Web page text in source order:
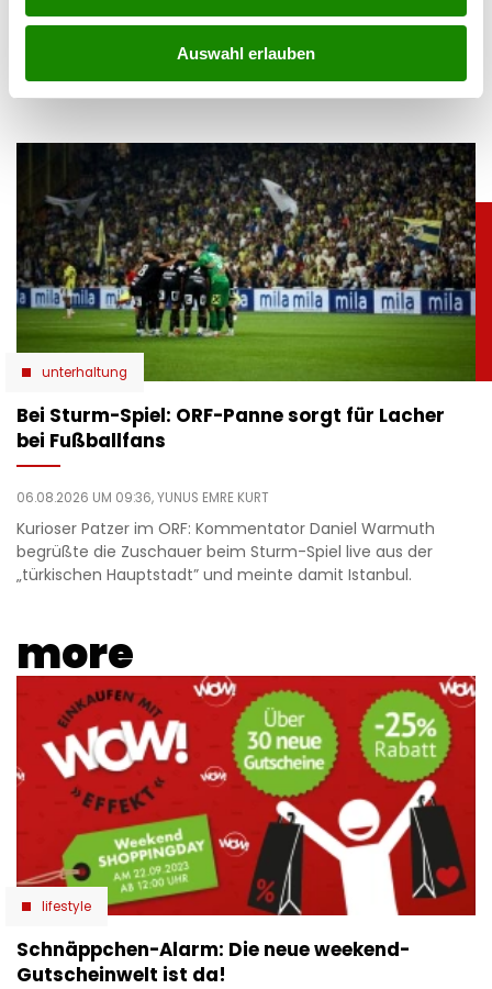
Auswahl erlauben
Heftige Gewitter haben am Donnerstag Teile Salzburgs
schwer getroffen. Besonders Stuhlfelden, Uttendorf und
das Gasteinertal meldeten massive Schäden.
unterhaltung
Bei Sturm-Spiel: ORF-Panne sorgt für Lacher
bei Fußballfans
06.08.2026 UM 09:36,YUNUS EMRE KURT
Kurioser Patzer im ORF: Kommentator Daniel Warmuth
begrüßte die Zuschauer beim Sturm-Spiel live aus der
„türkischen Hauptstadt” und meinte damit Istanbul.
more
lifestyle
Schnäppchen-Alarm: Die neue weekend-
Gutscheinwelt ist da!